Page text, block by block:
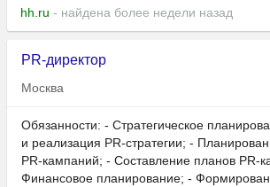
hh.ru - найдена более недели назад
PR-директор
Москва
Обязанности: - Стратегическое
и реализация PR-стратегии; -
PR-кампаний; - Составление планов PR-
Финансовое планирование; -